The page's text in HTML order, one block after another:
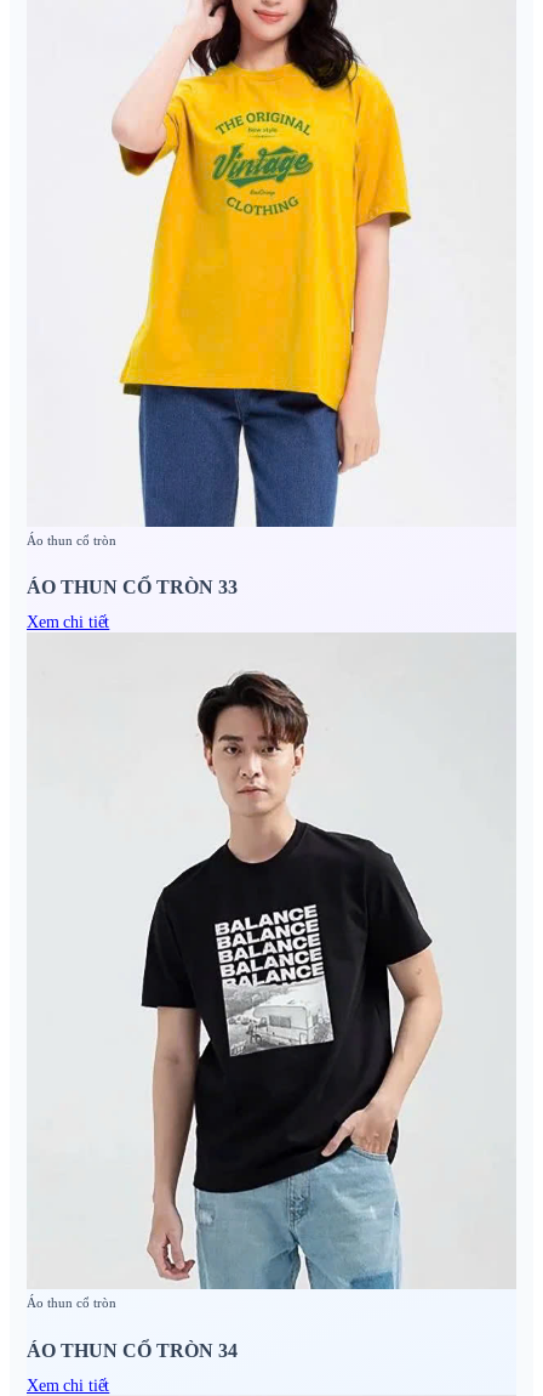
Áo thun cổ tròn
ÁO THUN CỔ TRÒN 33
Xem chi tiết
Áo thun cổ tròn
ÁO THUN CỔ TRÒN 34
Xem chi tiết